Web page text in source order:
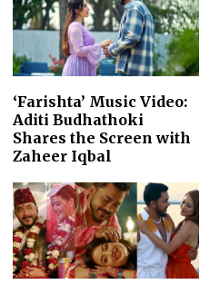
‘Farishta’ Music Video:
Aditi Budhathoki
Shares the Screen with
Zaheer Iqbal